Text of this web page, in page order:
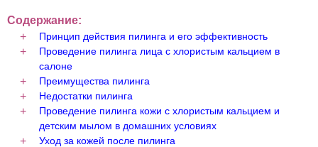
Содержание:
Принцип действия пилинга и его эффективность
Проведение пилинга лица с хлористым кальцием в
салоне
Преимущества пилинга
Недостатки пилинга
Проведение пилинга кожи с хлористым кальцием и
детским мылом в домашних условиях
Уход за кожей после пилинга